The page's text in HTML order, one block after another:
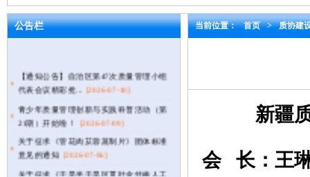
公告栏
【通知公告】自治区第47次质量管理小组
代表会议精彩抢... [2026-07-10]
青少年质量管理创新与实践科普活动（第
21期）开始啦！
[2026-07-09]
关于征求《管花肉苁蓉蒸制片》团体标准
意见的通知 [2026-07-06]
关于征求《干旱半干旱区贯叶金丝桃人工
当前位置： 首页 > 质协建
新疆
会 长：王